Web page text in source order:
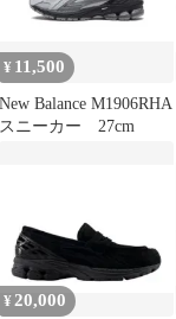
¥ 11,500
New Balance M1906RHA
スニーカー 27cm
¥ 20,000